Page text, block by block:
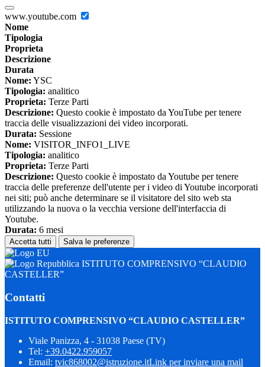
www.youtube.com
Nome
Tipologia
Proprieta
Descrizione
Durata
Nome: YSC
Tipologia: analitico
Proprieta: Terze Parti
Descrizione: Questo cookie è impostato da YouTube per tenere
traccia delle visualizzazioni dei video incorporati.
Durata: Sessione
Nome: VISITOR_INFO1_LIVE
Tipologia: analitico
Proprieta: Terze Parti
Descrizione: Questo cookie è impostato da Youtube per tenere
traccia delle preferenze dell'utente per i video di Youtube incorporati
nei siti; può anche determinare se il visitatore del sito web sta
utilizzando la nuova o la vecchia versione dell'interfaccia di
Youtube.
Durata: 6 mesi
Accetta tutti Salva le preferenze
ISTITUTO COMPRENSIVO “CLAUDIO
CASTELLER”
Contatti
ISTITUTO COMPRENSIVO “CLAUDIO CASTELLER”
Viale Panizza, 4 - 31038 Paese (TV)
Tel: +39.0422.959057
Email: tvic868002@istruzione.itLink per inviare una mail